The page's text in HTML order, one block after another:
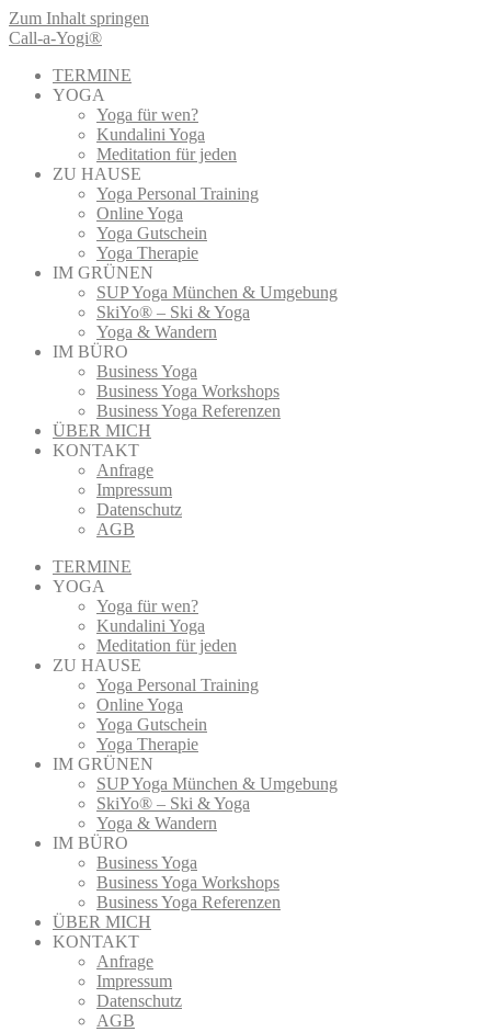
Zum Inhalt springen
Call-a-Yogi®
TERMINE
YOGA
Yoga für wen?
Kundalini Yoga
Meditation für jeden
ZU HAUSE
Yoga Personal Training
Online Yoga
Yoga Gutschein
Yoga Therapie
IM GRÜNEN
SUP Yoga München & Umgebung
SkiYo® – Ski & Yoga
Yoga & Wandern
IM BÜRO
Business Yoga
Business Yoga Workshops
Business Yoga Referenzen
ÜBER MICH
KONTAKT
Anfrage
Impressum
Datenschutz
AGB
TERMINE
YOGA
Yoga für wen?
Kundalini Yoga
Meditation für jeden
ZU HAUSE
Yoga Personal Training
Online Yoga
Yoga Gutschein
Yoga Therapie
IM GRÜNEN
SUP Yoga München & Umgebung
SkiYo® – Ski & Yoga
Yoga & Wandern
IM BÜRO
Business Yoga
Business Yoga Workshops
Business Yoga Referenzen
ÜBER MICH
KONTAKT
Anfrage
Impressum
Datenschutz
AGB